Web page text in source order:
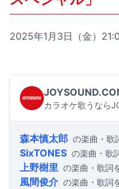
2025年1月3日（金）
カラオケ歌うなら
森本慎太郎 の楽曲・歌
SixTONES の楽曲・歌
上野樹里 の楽曲・歌詞
風間俊介 の楽曲・歌詞